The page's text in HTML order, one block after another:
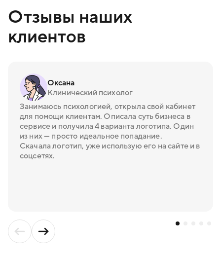
Отзывы наших
клиентов
Оксана
Клинический психолог
Занимаюсь психологией, открыла свой кабинет
для помощи клиентам. Описала суть бизнеса в
сервисе и получила 4 варианта логотипа. Один
из них — просто идеальное попадание.
Скачала логотип, уже использую его на сайте и в
соцсетях.